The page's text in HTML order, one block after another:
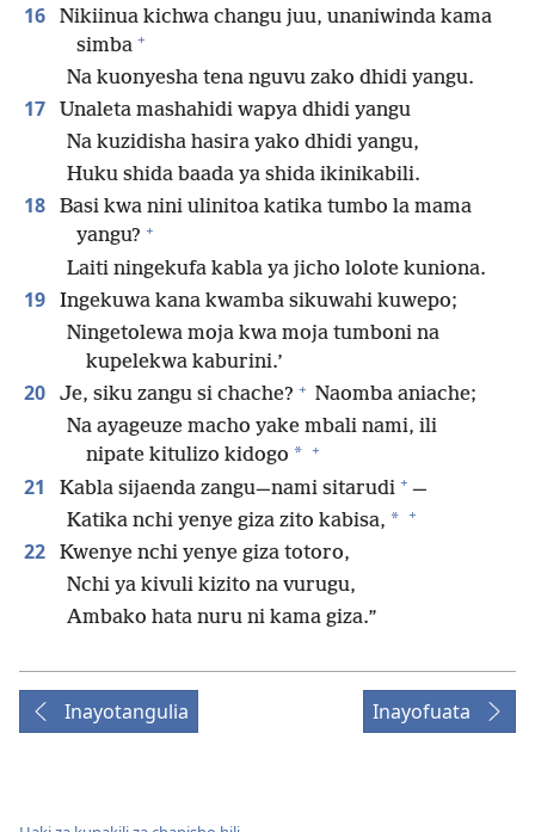
16
Nikiinua kichwa changu juu, unaniwinda kama
simba +
Na kuonyesha tena nguvu zako dhidi yangu.
17
Unaleta mashahidi wapya dhidi yangu
Na kuzidisha hasira yako dhidi yangu,
Huku shida baada ya shida ikinikabili.
18
Basi kwa nini ulinitoa katika tumbo la mama
yangu? +
Laiti ningekufa kabla ya jicho lolote kuniona.
19
Ingekuwa kana kwamba sikuwahi kuwepo;
Ningetolewa moja kwa moja tumboni na
kupelekwa kaburini.’
20 Je, siku zangu si chache? + Naomba aniache;
Na ayageuze macho yake mbali nami, ili
nipate kitulizo kidogo * +
21 Kabla sijaenda zangu—nami sitarudi + —
Katika nchi yenye giza zito kabisa, * +
22
Kwenye nchi yenye giza totoro,
Nchi ya kivuli kizito na vurugu,
Ambako hata nuru ni kama giza.”
Inayotangulia Inayofuata